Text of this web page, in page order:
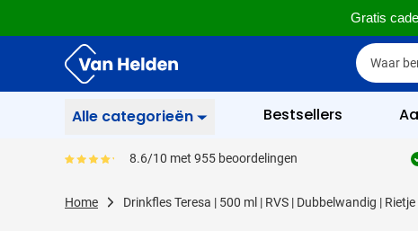
Gratis
Ga naar de inhoud Zoek
Zoek
Alle categorieën
Schrijfwaren
Toon submenu voor
Bestsellers
Gemiddeld reviewpercentage is 86
8.6/10 met 955 beoordelingen
Home Drinkfles Teresa | 500 ml | RVS | Dubbelwandig | Rietje